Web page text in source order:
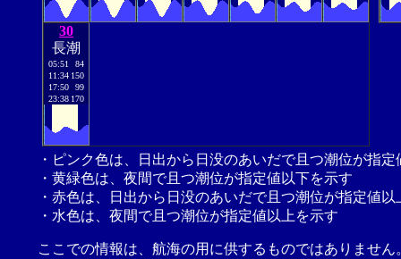
30
長潮
05:51
84
11:34 150
17:50
99
23:38 170
・ピンク色は、日出から日没のあいだで且つ潮位が指
・黄緑色は、夜間で且つ潮位が指定値以下を示す
・赤色は、日出から日没のあいだで且つ潮位が指定値以
・水色は、夜間で且つ潮位が指定値以上を示す
ここでの情報は、航海の用に供するものではありませ